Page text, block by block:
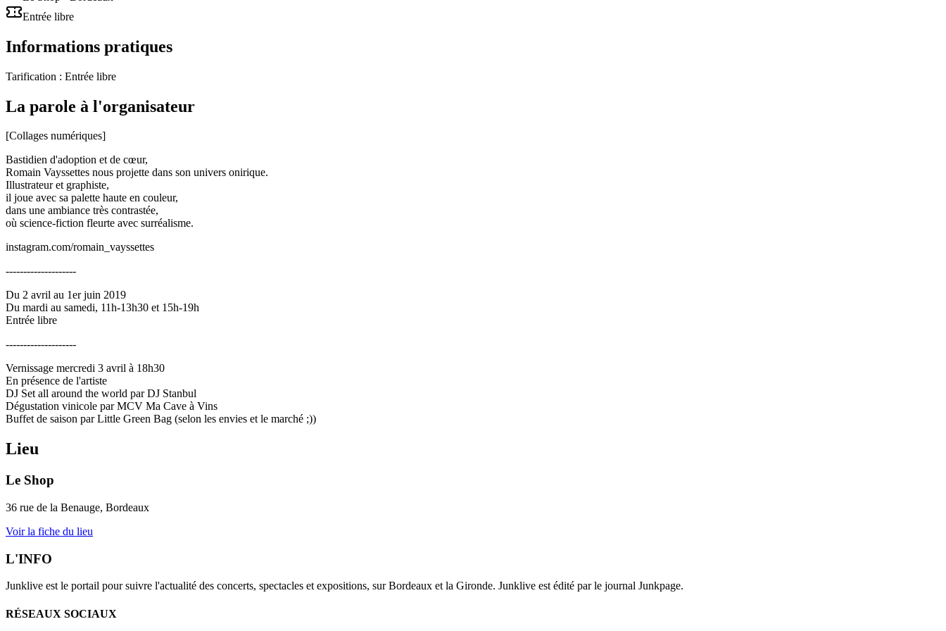
Entrée libre
Informations pratiques
Tarification : Entrée libre
La parole à l'organisateur
[Collages numériques]
Bastidien d'adoption et de cœur,
Romain Vayssettes nous projette dans son univers onirique.
Illustrateur et graphiste,
il joue avec sa palette haute en couleur,
dans une ambiance très contrastée,
où science-fiction fleurte avec surréalisme.
instagram.com/romain_vayssettes
--------------------
Du 2 avril au 1er juin 2019
Du mardi au samedi, 11h-13h30 et 15h-19h
Entrée libre
--------------------
Vernissage mercredi 3 avril à 18h30
En présence de l'artiste
DJ Set all around the world par DJ Stanbul
Dégustation vinicole par MCV Ma Cave à Vins
Buffet de saison par Little Green Bag (selon les envies et le marché ;))
Lieu
Le Shop
36 rue de la Benauge, Bordeaux
Voir la fiche du lieu
L'INFO
Junklive est le portail pour suivre l'actualité des concerts, spectacles et expositions, sur Bordeaux et la Gironde. Junklive est édité par le journal Junkpage.
RÉSEAUX SOCIAUX